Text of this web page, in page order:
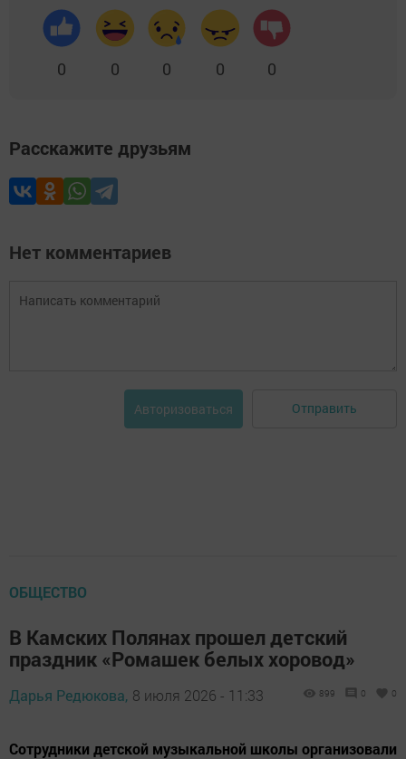
0 0 0 0 0
Расскажите друзьям
Нет комментариев
Авторизоваться Отправить
ОБЩЕСТВО
В Камских Полянах прошел детский
праздник «Ромашек белых хоровод»
Дарья Редюкова, 8 июля 2026 - 11:33 899 0 0
Сотрудники детской музыкальной школы организовали